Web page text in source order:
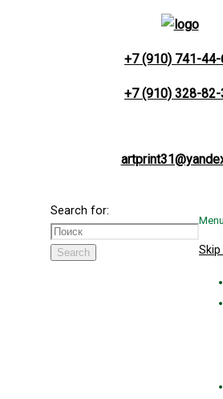
+7 (910) 741-
+7 (910) 328-
Search for:
Search
Menu